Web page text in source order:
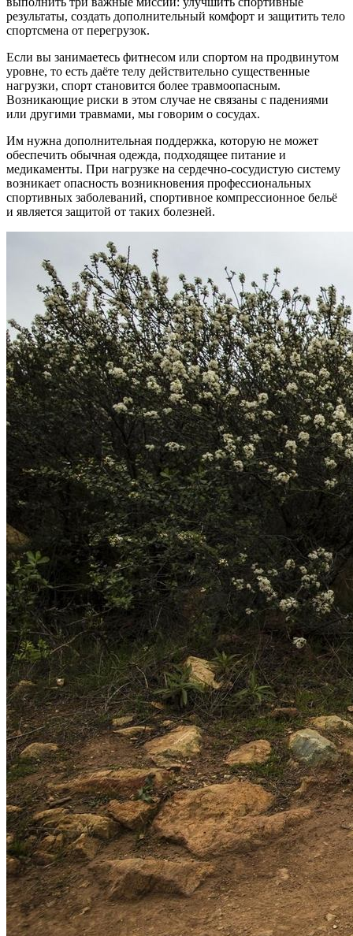
результаты, создать дополнительный комфорт и защитить тело
спортсмена от перегрузок.
Если вы занимаетесь фитнесом или спортом на продвинутом
уровне, то есть даёте телу действительно существенные
нагрузки, спорт становится более травмоопасным.
Возникающие риски в этом случае не связаны с падениями
или другими травмами, мы говорим о сосудах.
Им нужна дополнительная поддержка, которую не может
обеспечить обычная одежда, подходящее питание и
медикаменты. При нагрузке на сердечно-сосудистую систему
возникает опасность возникновения профессиональных
спортивных заболеваний, спортивное компрессионное бельё
и является защитой от таких болезней.